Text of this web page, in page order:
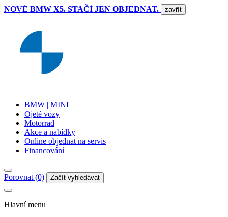
NOVÉ BMW X5. STAČÍ JEN OBJEDNAT. zavřít
BMW | MINI
Ojeté vozy
Motorrad
Akce a nabídky
Online objednat na servis
Financování
Porovnat (0) Začít vyhledávat
Hlavní menu